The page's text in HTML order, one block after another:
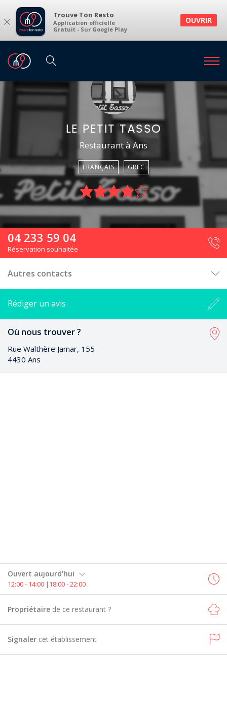
× Trouve Ton Resto
Application officielle
Gratuit - Sur Google Play
OUVRIR
LE PETIT TASSO
Restaurant à Ans
FRANÇAIS GREC
04 233 59 04
Réservation souhaitée
Autres contacts
Rédiger un avis
Où nous trouver ?
Rue Walthère Jamar, 155
4430 Ans
Ouvert aujourd'hui
12:00 - 14:00 |18:00 - 22:00
Propriétaire de ce restaurant ?
Signaler cet établissement